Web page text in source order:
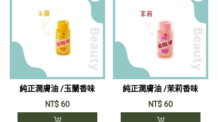
純正潤膚油 /玉蘭香味
NT$ 60
純正潤膚油 /茉莉香味
NT$ 60